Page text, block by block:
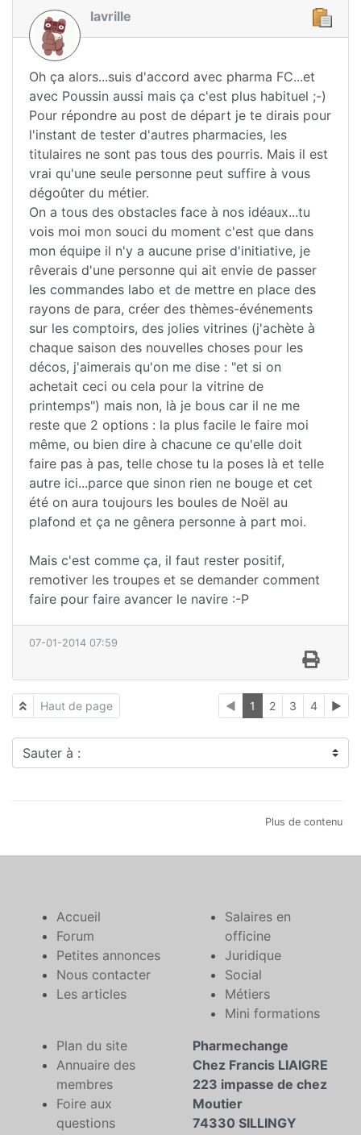
lavrille
Oh ça alors...suis d'accord avec pharma FC...et
avec Poussin aussi mais ça c'est plus habituel ;-)
Pour répondre au post de départ je te dirais pour
l'instant de tester d'autres pharmacies, les
titulaires ne sont pas tous des pourris. Mais il est
vrai qu'une seule personne peut suffire à vous
dégoûter du métier.
On a tous des obstacles face à nos idéaux...tu
vois moi mon souci du moment c'est que dans
mon équipe il n'y a aucune prise d'initiative, je
rêverais d'une personne qui ait envie de passer
les commandes labo et de mettre en place des
rayons de para, créer des thèmes-événements
sur les comptoirs, des jolies vitrines (j'achète à
chaque saison des nouvelles choses pour les
décos, j'aimerais qu'on me dise : "et si on
achetait ceci ou cela pour la vitrine de
printemps") mais non, là je bous car il ne me
reste que 2 options : la plus facile le faire moi
même, ou bien dire à chacune ce qu'elle doit
faire pas à pas, telle chose tu la poses là et telle
autre ici...parce que sinon rien ne bouge et cet
été on aura toujours les boules de Noël au
plafond et ça ne gênera personne à part moi.
Mais c'est comme ça, il faut rester positif,
remotiver les troupes et se demander comment
faire pour faire avancer le navire :-P
07-01-2014 07:59
Haut de page ◄ 1 2 3 4 ►
Sauter à :
Plus de contenu
Accueil
Forum
Petites annonces
Nous contacter
Les articles
Salaires en
officine
Juridique
Social
Métiers
Mini formations
Plan du site
Annuaire des
membres
Foire aux
questions
Pharmechange
Chez Francis LIAIGRE
223 impasse de chez
Moutier
74330 SILLINGY